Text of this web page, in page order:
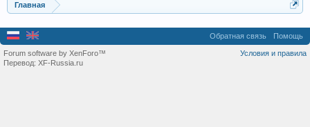
Главная
Обратная связь Помощь
Условия и правила
Forum software by XenForo™
Перевод: XF-Russia.ru